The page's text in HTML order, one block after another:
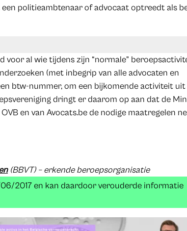
politieambtenaar of advocaat optreedt als
voor al wie tijdens zijn “normale”
(met inbegrip van alle advocaten en
btw-nummer, om een bijkomende activiteit
dringt er daarom op aan dat de
en van Avocats.be de nodige maatregelen
(BBVT) – erkende beroepsorganisatie
2017 en kan daardoor verouderde informatie